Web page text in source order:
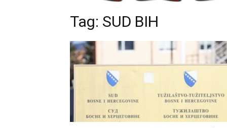
Tag: SUD BIH